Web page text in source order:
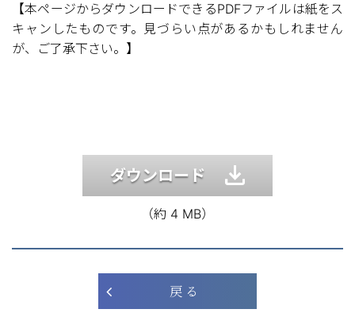
【本ページからダウンロードできるPDFファイルは紙をス
キャンしたものです。見づらい点があるかもしれません
が、ご了承下さい。】
ダウンロード
（約 4 MB）
戻 る